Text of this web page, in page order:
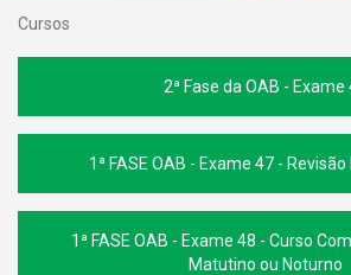
Cursos
2ª Fase da OAB - Exame
1ª FASE OAB - Exame 47 - Revisão
1ª FASE OAB - Exame 48 - Curso
Matutino ou Noturno